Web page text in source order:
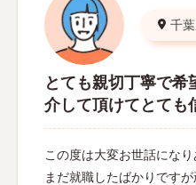
千
とても親切丁寧で希
介して頂けてとても
この度は大変お世話にな
まだ就職したばかりです